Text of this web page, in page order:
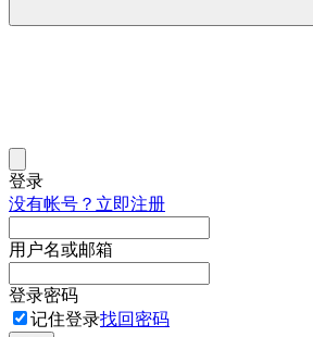
登录
没有帐号？立即注册
用户名或邮箱
登录密码
记住登录找回密码